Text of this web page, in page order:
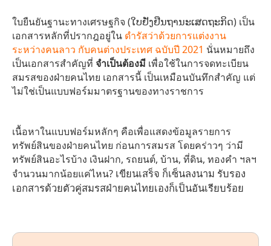
ใบยืนยันฐานะทางเศรษฐกิจ (ໃບຢັ່ງຢືນຖານະເສດຖະກິດ) เป็น
เอกสารหลักที่ปรากฎอยู่ใน ดำรัสว่าด้วยการแต่งงาน
ระหว่างคนลาว กับคนต่างประเทศ ฉบับปี 2021 นั่นหมายถึง
เป็นเอกสารสำคัญที่ จำเป็นต้องมี เพื่อใช้ในการจดทะเบียน
สมรสของฝ่ายคนไทย เอกสารนี้ เป็นเหมือนบันทึกสำคัญ แต่
ไม่ใช่เป็นแบบฟอร์มมาตรฐานของทางราชการ
เนื้อหาในแบบฟอร์มหลักๆ คือเพื่อแสดงข้อมูลรายการ
ทรัพย์สินของฝ่ายคนไทย ก่อนการสมรส โดยคร่าวๆ ว่ามี
ทรัพย์สินอะไรบ้าง เงินฝาก, รถยนต์, บ้าน, ที่ดิน, ทองคำ ฯลฯ
จำนวนมากน้อยแค่ไหน? เขียนเสร็จ ก็เซ็นลงนาม รับรอง
เอกสารด้วยตัวคู่สมรสฝ่ายคนไทยเองก็เป็นอันเรียบร้อย